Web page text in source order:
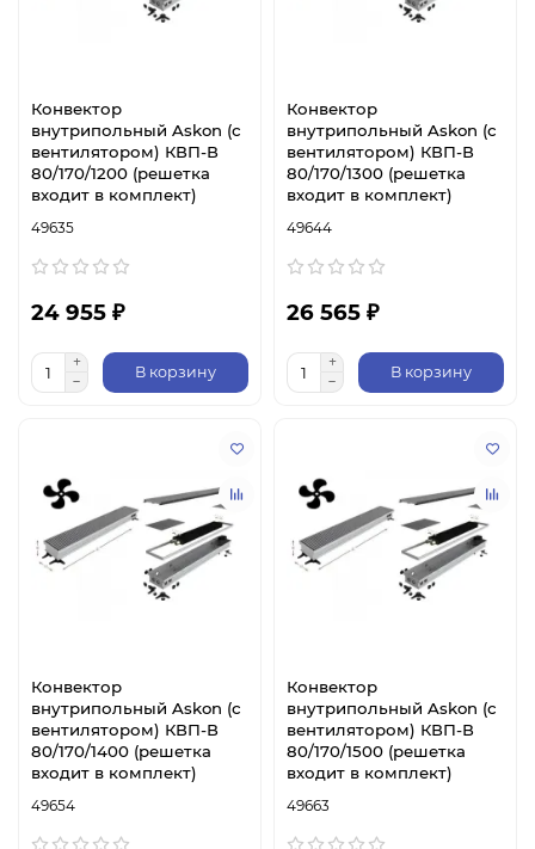
Конвектор
внутрипольный Askon (с
вентилятором) КВП-В
80/170/1200 (решетка
входит в комплект)
49635
24 955 ₽
В корзину
Конвектор
внутрипольный Askon (с
вентилятором) КВП-В
80/170/1300 (решетка
входит в комплект)
49644
26 565 ₽
В корзину
Конвектор
внутрипольный Askon (с
вентилятором) КВП-В
80/170/1400 (решетка
входит в комплект)
49654
Конвектор
внутрипольный Askon (с
вентилятором) КВП-В
80/170/1500 (решетка
входит в комплект)
49663